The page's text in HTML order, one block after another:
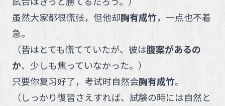
虽然大家都很慌张，但他却胸有成竹，一点也不着
急。
（皆はとても慌てていたが、彼は腹案があるの
か、少しも焦っていなかった。 ）
只要你复习好了，考试时自然会胸有成竹。
（ しっかり復習さえすれば、試験の時には自然と